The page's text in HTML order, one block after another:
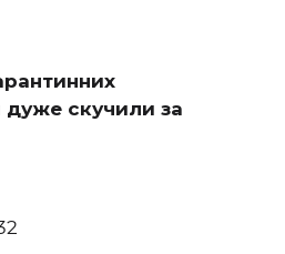
дуже скучили за